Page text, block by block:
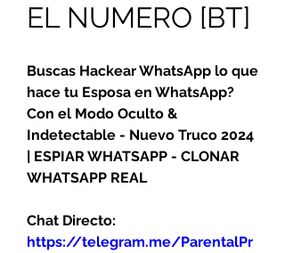
EL NUMERO [BT]
Buscas Hackear WhatsApp lo que
hace tu Esposa en WhatsApp?
Con el Modo Oculto &
Indetectable - Nuevo Truco 2024
| ESPIAR WHATSAPP - CLONAR
WHATSAPP REAL
Chat Directo:
https://telegram.me/ParentalPr